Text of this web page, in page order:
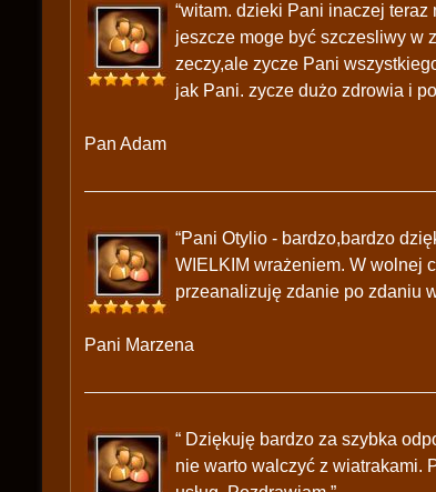
“witam. dzieki Pani inaczej
jeszcze moge być szczesliwy w
zeczy,ale zycze Pani
jak Pani. zycze dużo zdrowia i
Pan Adam
“Pani Otylio - bardzo,bardzo
WIELKIM wrażeniem. W wolnej
przeanalizuję zdanie po zdaniu
Pani Marzena
“ Dziękuję bardzo za szybka
nie warto walczyć z wiatrakami.